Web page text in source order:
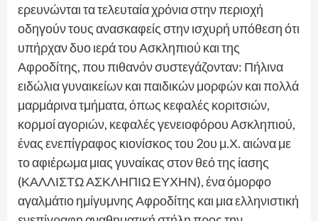
ερευνώνται τα τελευταία χρόνια στην περιοχή
οδηγούν τους ανασκαφείς στην ισχυρή υπόθεση ότι
υπήρχαν δυο ιερά του Ασκληπιού και της
Αφροδίτης, που πιθανόν συστεγάζονταν: Πήλινα
ειδώλια γυναικείων και παιδικών μορφών και πολλά
μαρμάρινα τμήματα, όπως κεφαλές κοριτσιών,
κορμοί αγοριών, κεφαλές γενειοφόρου Ασκληπιού,
ένας ενεπίγραφος κιονίσκος του 2ου μ.Χ. αιώνα με
το αφιέρωμα μιας γυναίκας στον θεό της ίασης
(ΚΑΛΛΙΣΤΩ ΑΣΚΛΗΠΙΩ ΕΥΧΗΝ), ένα όμορφο
αγαλμάτιο ημίγυμνης Αφροδίτης και μια ελληνιστική